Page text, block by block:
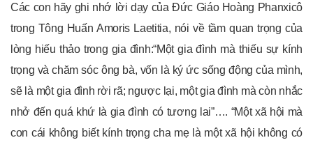
Các con hãy ghi nhớ lời dạy của Đức Giáo Hoàng Phanxicô
trong Tông Huấn Amoris Laetitia, nói về tầm quan trọng của
lòng hiếu thảo trong gia đình:“Một gia đình mà thiếu sự kính
trọng và chăm sóc ông bà, vốn là ký ức sống động của mình,
sẽ là một gia đình rời rã; ngược lại, một gia đình mà còn nhắc
nhở đến quá khứ là gia đình có tương lai”…. “Một xã hội mà
con cái không biết kính trọng cha mẹ là một xã hội không có